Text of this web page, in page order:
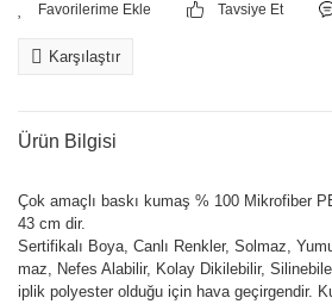
Tavsiye Et
Karşılaştır
Ürün Bilgisi
Çok amaçlı baskı kumaş % 100 Mikrofiber
43 cm dir.
Sertifikalı Boya, Canlı Renkler, Solmaz,
maz, Nefes Alabilir, Kolay Dikilebilir,
iplik polyester olduğu için hava geçirgendir.